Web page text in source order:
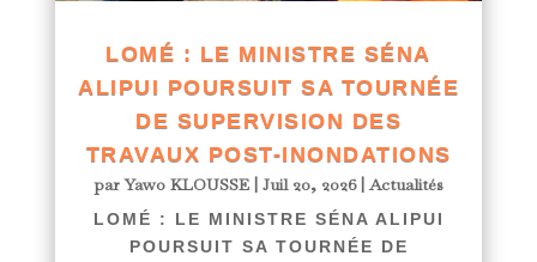
LOMÉ : LE MINISTRE SÉNA
ALIPUI POURSUIT SA TOURNÉE
DE SUPERVISION DES
TRAVAUX POST-INONDATIONS
parYawo KLOUSSE| Juil 20, 2026|Actualités
LOMÉ : LE MINISTRE SÉNA ALIPUI
POURSUIT SA TOURNÉE DE